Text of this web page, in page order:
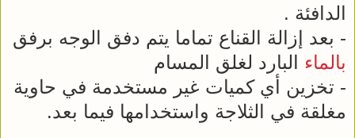
الدافئة .
- بعد إزالة القناع تماما يتم دفق الوجه برفق
بالماء البارد لغلق المسام
- تخزين أي كميات غير مستخدمة في حاوية
مغلقة في الثلاجة واستخدامها فيما بعد.